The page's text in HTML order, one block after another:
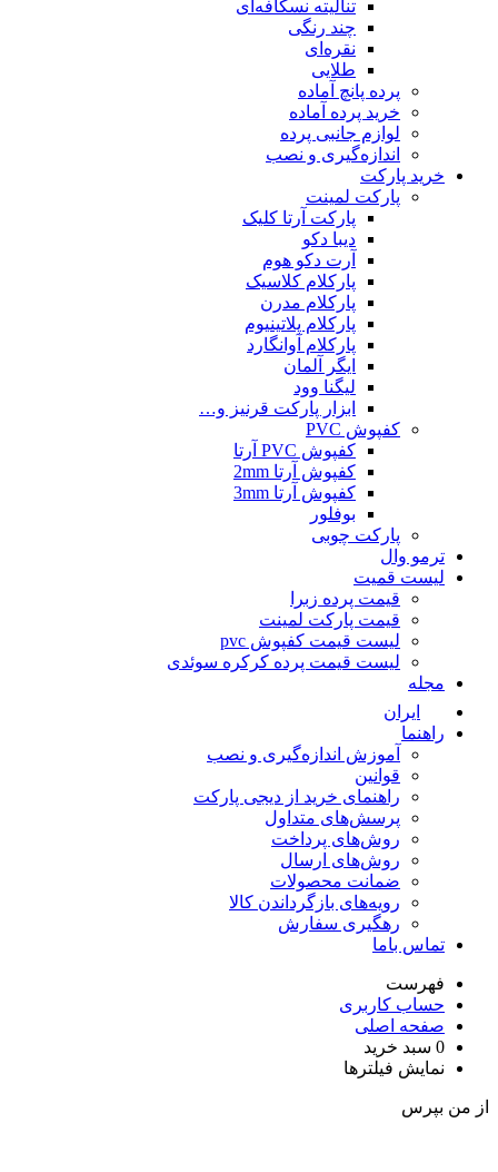
تنالیته نسکافه‌ای
چند رنگی
نقره‌ای
طلایی
پرده پانچ آماده
خرید پرده آماده
لوازم جانبی پرده
اندازه‌گیری و نصب
خرید پارکت
پارکت لمینت
پارکت آرتا کلیک
دیبا دکو
آرت دکو هوم
پارکلام کلاسیک
پارکلام مدرن
پارکلام پلاتینیوم
پارکلام آوانگارد
ایگر آلمان
لیگنا وود
ابزار پارکت قرنیز و…
کفپوش PVC
کفپوش PVC آرتا
کفپوش آرتا 2mm
کفپوش آرتا 3mm
بوفلور
پارکت چوبی
ترمو وال
لیست قمیت
قیمت پرده زبرا
قیمت پارکت لمینت
لیست قیمت کفپوش pvc
لیست قیمت پرده کرکره سوئدی
مجله
ایران
راهنما
آموزش اندازه‌گیری و نصب
قوانین
راهنمای خرید از دیجی پارکت
پرسش‌های متداول
روش‌های پرداخت
روش‌های ارسال
ضمانت محصولات
رویه‌های بازگرداندن کالا
رهگیری سفارش
تماس باما
فهرست
حساب کاربری
صفحه اصلی
سبد خرید
نمایش فیلترها
من بپرس